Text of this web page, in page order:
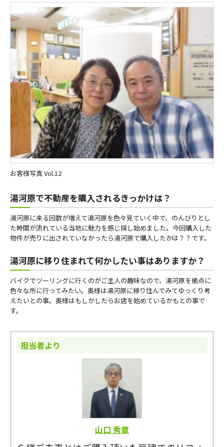
お客様写真 Vol.12
湯河原で不動産を購入されるきっかけは？
湯河原に来る回数が増えて湯河原を色々見ていく中で、のんびりとし
た時間が流れている当地に魅力を感じ探し始めました。今回購入した
物件が売りに出されていなかったら湯河原で購入したかは？？です。
湯河原に移り住まれて何かしたい事はありますか？
バイクでツーリングに行くのがご主人の趣味なので、湯河原を拠点に
色々な所に行ってみたい。奥様は湯河原に移り住んでみてゆっくり考
えたいとの事。奥様はもしかしたらお店を始めているかもとの事で
す。
担当者より
山口 秀章